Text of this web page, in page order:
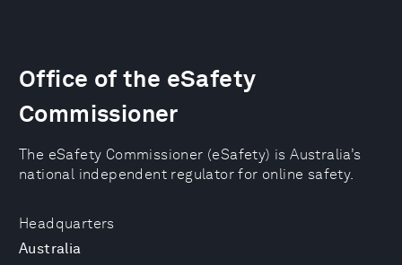
Headquarters
Australia
Office of the eSafety
Commissioner
The eSafety Commissioner (eSafety) is Australia’s
national independent regulator for online safety.